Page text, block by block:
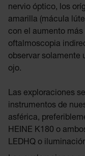
nervio óptico, los
amarilla (mácula
con el aumento
oftalmoscopia
observar solamente
ojo.
Las exploraciones
instrumentos de
asférica,
HEINE K180 o
LEDHQ o